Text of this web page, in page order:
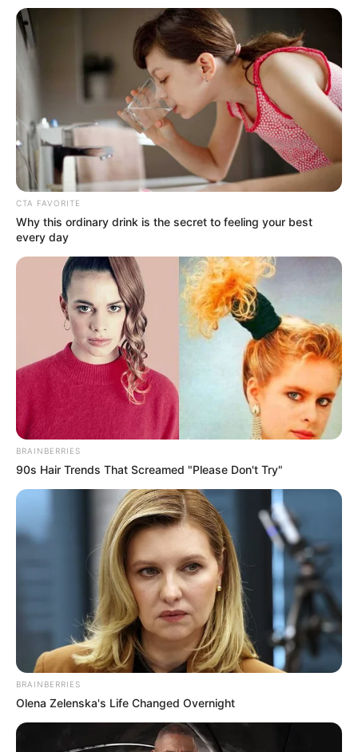
“Врятуймо життя! До мене звернулася родина
жителя Тячівщини Пригоди Андрія Івановича, який
зараз перебуває у реанімаційному відділенні
Тячівської районної лікарні. Йому терміново потрібне
переливання крові! Потрібна перша група. Родина
просить допомогти врятувати життя батька й
Прошу відгукнутися небайдужих жителів Тячівщини
та всіх, хто має можливість і бажання стати донором
і подарувати людині шанс на життя, а родині – надію.
Упевнений, разом нам це цілком до снаги!”, –
написав Білецький.
Крові можна здати у Тячівській районній лікарні.
CTA FAVORITE
Why this ordinary drink is the secret to feeling your best
every day
BRAINBERRIES
90s Hair Trends That Screamed "Please Don't Try"
BRAINBERRIES
Olena Zelenska's Life Changed Overnight